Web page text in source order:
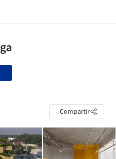
Compartir